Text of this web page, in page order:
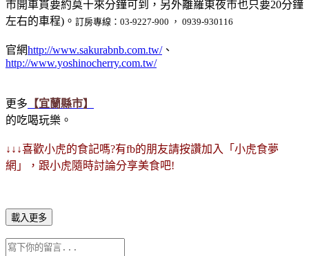
市開車貫要約莫十來分鐘可到，另外離羅東夜市也只要20分鐘
左右的車程)。 訂房專線：03-9227-900 ， 0939-930116
官網http://www.sakurabnb.com.tw/、
http://www.yoshinocherry.com.tw/
更多 【宜蘭縣市】
的吃喝玩樂。
↓↓↓喜歡小虎的食記嗎?有fb的朋友請按讚加入「小虎食夢
網」，跟小虎隨時討論分享美食吧!
載入更多